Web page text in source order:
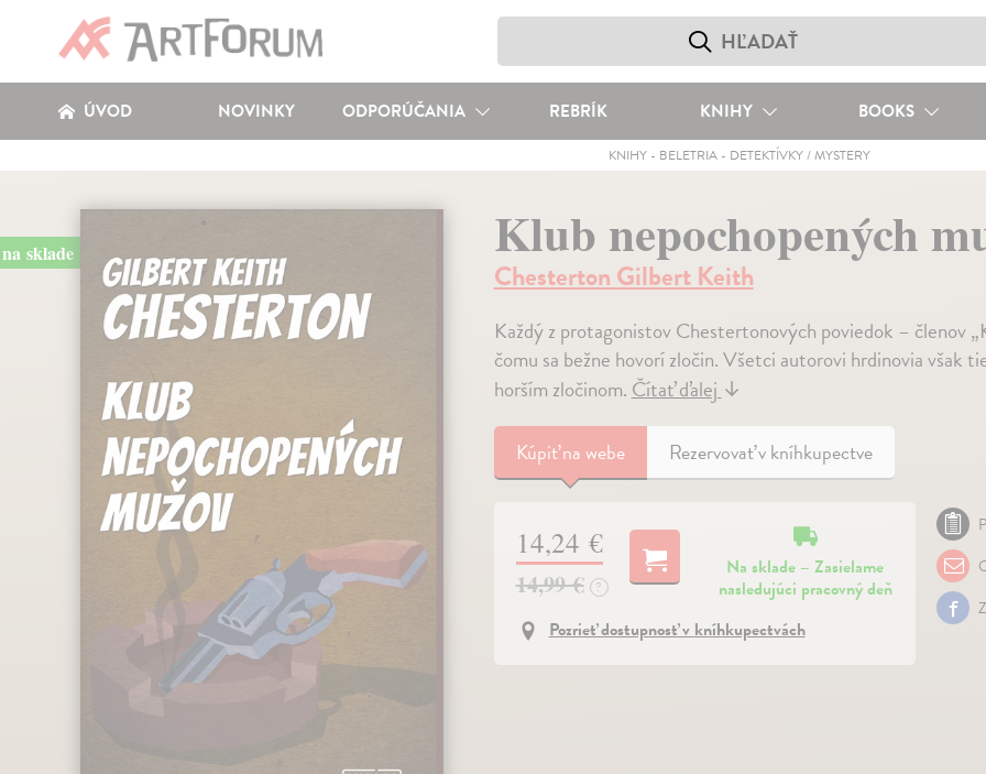
ÚVOD NOVINKY ODPORÚČANIA REBRÍK KNIHY BOOKS
KNIHY- BELETRIA- DETEKTÍVKY / MYSTERY
na sklade Klub nepochopených
Chesterton Gilbert Keith
Každý z protagonistov Chestertonových poviedok – členov
čomu sa bežne hovorí zločin. Všetci autorovi hrdinovia však
horším zločinom.Čítať ďalej↓
Kúpiťna webe Rezervovať v kníhkupectve
14,24 €
14,99 € ?
Na sklade – Zasielame
nasledujúci pracovný deň
Pozrieť dostupnosť v kníhkupectvách